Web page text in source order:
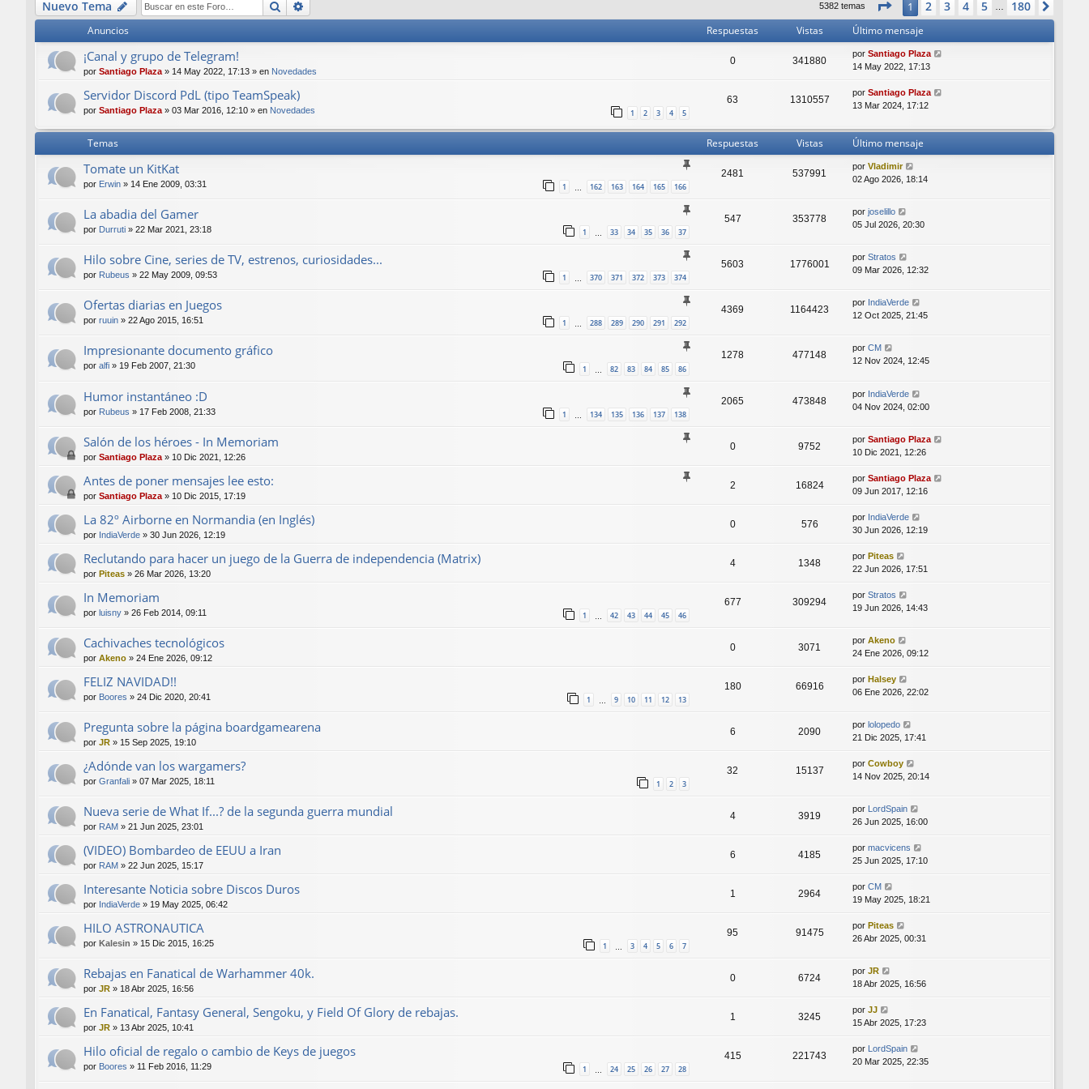
l
a
e
Nuevo Tema Buscar 5382 temas Página de 180
1 2 3 4 5 180
Anuncios Respuestas Vistas Último mensaje
¡Canal y grupo de Telegram!
por Santiago Plaza » 14 May 2022, 17:13 » en Novedades
0 341880
por Santiago Plaza
14 May 2022, 17:13
Servidor Discord PdL (tipo TeamSpeak)
por Santiago Plaza » 03 Mar 2016, 12:10 » en Novedades 1 2 3 4 5
63 1310557
por Santiago Plaza
13 Mar 2024, 17:12
Temas Respuestas Vistas Último mensaje
Tomate un KitKat
por Erwin » 14 Ene 2009, 03:31 1 … 162 163 164 165 166
2481 537991
por Vladimir
02 Ago 2026, 18:14
La abadia del Gamer
por Durruti » 22 Mar 2021, 23:18 1 … 33 34 35 36 37
547 353778
por joselillo
05 Jul 2026, 20:30
Hilo sobre Cine, series de TV, estrenos, curiosidades...
por Rubeus » 22 May 2009, 09:53 1 … 370 371 372 373 374
5603 1776001
por Stratos
09 Mar 2026, 12:32
Ofertas diarias en Juegos
por ruuin » 22 Ago 2015, 16:51 1 … 288 289 290 291 292
4369 1164423
por IndiaVerde
12 Oct 2025, 21:45
Impresionante documento gráfico
por alfi » 19 Feb 2007, 21:30 1 82 83 84 85 86
1278 477148
por CM
12 Nov 2024, 12:45
Humor instantáneo :D
por Rubeus » 17 Feb 2008, 21:33 1 134 135 136 137 138
2065 473848
por IndiaVerde
04 Nov 2024, 02:00
Salón de los héroes - In Memoriam
por Santiago Plaza » 10 Dic 2021, 12:26
0 9752
por Santiago Plaza
10 Dic 2021, 12:26
Antes de poner mensajes lee esto:
por Santiago Plaza » 10 Dic 2015, 17:19
2 16824
por Santiago Plaza
09 Jun 2017, 12:16
La 82º Airborne en Normandia (en Inglés)
por IndiaVerde » 30 Jun 2026, 12:19
0 576
por IndiaVerde
30 Jun 2026, 12:19
Reclutando para hacer un juego de la Guerra de independencia (Matrix)
por Piteas » 26 Mar 2026, 13:20
4 1348
por Piteas
22 Jun 2026, 17:51
In Memoriam
por luisny » 26 Feb 2014, 09:11 1 42 43 44 45 46
677 309294
por Stratos
19 Jun 2026, 14:43
Cachivaches tecnológicos
por Akeno » 24 Ene 2026, 09:12
0 3071
por Akeno
24 Ene 2026, 09:12
FELIZ NAVIDAD!!
por Boores » 24 Dic 2020, 20:41 1 9 10 11 12 13
180 66916
por Halsey
06 Ene 2026, 22:02
Pregunta sobre la página boardgamearena
por JR » 15 Sep 2025, 19:10
6 2090
por lolopedo
21 Dic 2025, 17:41
¿Adónde van los wargamers?
por Granfali » 07 Mar 2025, 18:11 1 2 3
32 15137
por Cowboy
14 Nov 2025, 20:14
Nueva serie de What If...? de la segunda guerra mundial
por RAM » 21 Jun 2025, 23:01
4 3919
por LordSpain
26 Jun 2025, 16:00
(VIDEO) Bombardeo de EEUU a Iran
por RAM » 22 Jun 2025, 15:17
6 4185
por macvicens
25 Jun 2025, 17:10
Interesante Noticia sobre Discos Duros
por IndiaVerde » 19 May 2025, 06:42
1 2964
por CM
19 May 2025, 18:21
HILO ASTRONAUTICA
por Kalesin » 15 Dic 2015, 16:25 1 … 3 4 5 6 7
95 91475
por Piteas
26 Abr 2025, 00:31
Rebajas en Fanatical de Warhammer 40k.
por JR » 18 Abr 2025, 16:56
0 6724
por JR
18 Abr 2025, 16:56
En Fanatical, Fantasy General, Sengoku, y Field Of Glory de rebajas.
por JR » 13 Abr 2025, 10:41
1 3245
por JJ
15 Abr 2025, 17:23
Hilo oficial de regalo o cambio de Keys de juegos
por Boores » 11 Feb 2016, 11:29 1 … 24 25 26 27 28
415 221743
por LordSpain
20 Mar 2025, 22:35